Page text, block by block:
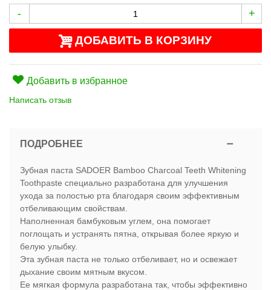
- +
ДОБАВИТЬ В КОРЗИНУ
Добавить в избранное
Написать отзыв
ПОДРОБНЕЕ
Зубная паста SADOER Bamboo Charcoal Teeth Whitening
Toothpaste специально разработана для улучшения
ухода за полостью рта благодаря своим эффективным
отбеливающим свойствам.
Наполненная бамбуковым углем, она помогает
поглощать и устранять пятна, открывая более яркую и
белую улыбку.
Эта зубная паста не только отбеливает, но и освежает
дыхание своим мятным вкусом.
Ее мягкая формула разработана так, чтобы эффективно